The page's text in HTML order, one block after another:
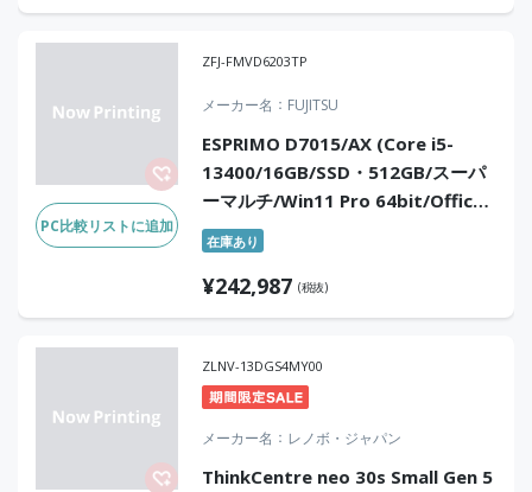
PC比較リストに追加
ZFJ-FMVD6203TP
メーカー名 FUJITSU
ESPRIMO D7015/AX (Core i5-
13400/16GB/SSD・512GB/スーパ
ーマルチ/Win11 Pro 64bit/Office
なし)
在庫あり
¥242,987 (税抜)
ZLNV-13DGS4MY00
メーカー名 レノボ・ジャパン
ThinkCentre neo 30s Small Gen 5